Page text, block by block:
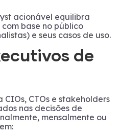
acionável equilibra
base no público
e seus casos de uso.
de
CTOs e stakeholders
nas decisões de
mensalmente ou